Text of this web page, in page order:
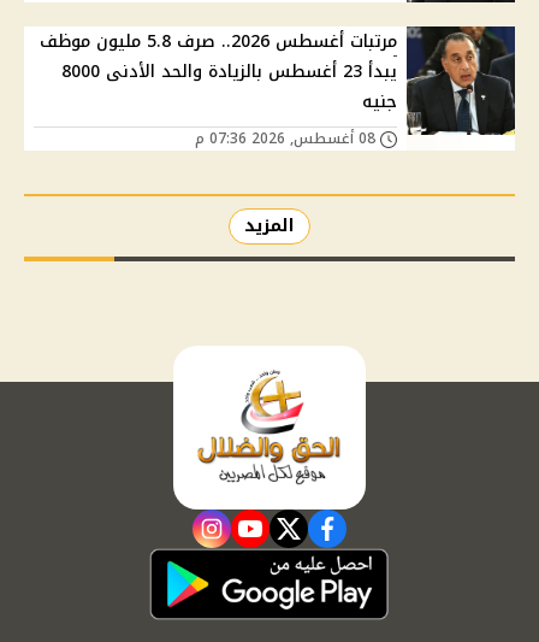
مرتبات أغسطس 2026.. صرف 5.8 مليون موظف
يبدأ 23 أغسطس بالزيادة والحد الأدنى 8000
جنيه
المزيد
facebook
twitter
youtube
instagram